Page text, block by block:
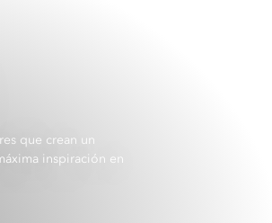
que crean un
inspiración en